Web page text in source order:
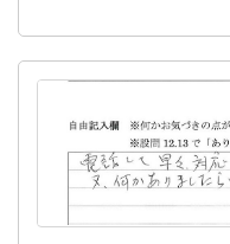
集長さんにもよろしく…